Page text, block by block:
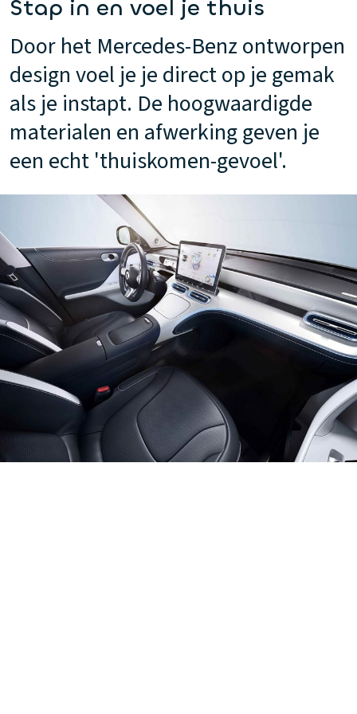
Stap in en voel je thuis
Door het Mercedes-Benz ontworpen
design voel je je direct op je gemak
als je instapt. De hoogwaardigde
materialen en afwerking geven je
een echt 'thuiskomen-gevoel'.